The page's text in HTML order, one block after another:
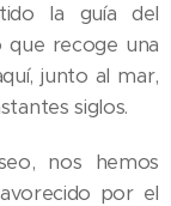
la guía del
que recoge una
junto al mar,
siglos.
nos hemos
por el